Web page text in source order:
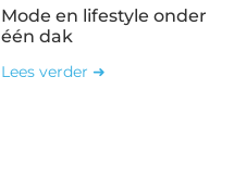
Mode en lifestyle onder
één dak
Lees verder ➜